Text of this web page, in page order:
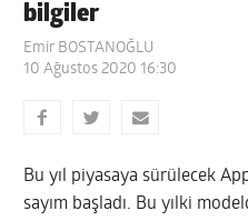
bilgiler
Emir BOSTANOĞLU
10 Ağustos 2020 16:30
Bu yıl piyasaya sürülecek
sayım başladı. Bu yılki